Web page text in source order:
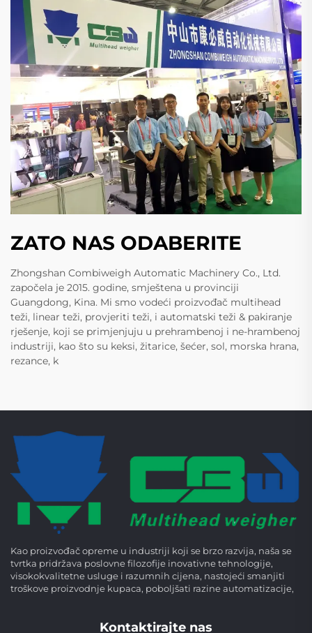
ZATO NAS ODABERITE
Zhongshan Combiweigh Automatic Machinery Co., Ltd.
započela je 2015. godine, smještena u provinciji
Guangdong, Kina. Mi smo vodeći proizvođač multihead
teži, linear teži, provjeriti teži, i automatski teži & pakiranje
rješenje, koji se primjenjuju u prehrambenoj i ne-hrambenoj
industriji, kao što su keksi, žitarice, šećer, sol, morska hrana,
rezance, k
Kao proizvođač opreme u industriji koji se brzo razvija, naša se
tvrtka pridržava poslovne filozofije inovativne tehnologije,
visokokvalitetne usluge i razumnih cijena, nastojeći smanjiti
troškove proizvodnje kupaca, poboljšati razine automatizacije,
Kontaktirajte nas